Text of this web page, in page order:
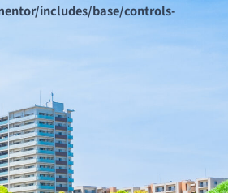
includes/base/controls-